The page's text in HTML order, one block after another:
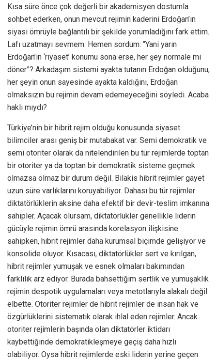
Kısa süre önce çok değerli bir akademisyen dostumla
sohbet ederken, onun mevcut rejimin kaderini Erdoğan’ın
siyasi ömrüyle bağlantılı bir şekilde yorumladığını fark ettim.
Lafı uzatmayı sevmem. Hemen sordum: “Yani yarın
Erdoğan’ın ‘riyaset’ konumu sona erse, her şey normale mi
döner”? Arkadaşım sistemi ayakta tutanın Erdoğan olduğunu,
her şeyin onun sayesinde ayakta kaldığını, Erdoğan
olmaksızın bu rejimin devam edemeyeceğini söyledi. Acaba
haklı mıydı?
Türkiye’nin bir hibrit rejim olduğu konusunda siyaset
bilimciler arası geniş bir mutabakat var. Semi demokratik ve
semi otoriter olarak da nitelendirilen bu tür rejimlerde toptan
bir otoriter ya da toptan bir demokratik sisteme geçmek
olmazsa olmaz bir durum değil. Bilakis hibrit rejimler gayet
uzun süre varlıklarını koruyabiliyor. Dahası bu tür rejimler
diktatörlüklerin aksine daha efektif bir devir-teslim imkanına
sahipler. Açacak olursam, diktatörlükler genellikle liderin
gücüyle rejimin ömrü arasında korelasyon ilişkisine
sahipken, hibrit rejimler daha kurumsal biçimde gelişiyor ve
konsolide oluyor. Kısacası, diktatörlükler sert ve kırılgan,
hibrit rejimler yumuşak ve esnek olmaları bakımından
farklılık arz ediyor. Burada bahsettiğim sertlik ve yumuşaklık
rejimin despotik uygulamaları veya metotlarıyla alakalı değil
elbette. Otoriter rejimler de hibrit rejimler de insan hak ve
özgürlüklerini sistematik olarak ihlal eden rejimler. Ancak
otoriter rejimlerin başında olan diktatörler iktidarı
kaybettiğinde demokratikleşmeye geçiş daha hızlı
olabiliyor. Oysa hibrit rejimlerde eski liderin yerine geçen